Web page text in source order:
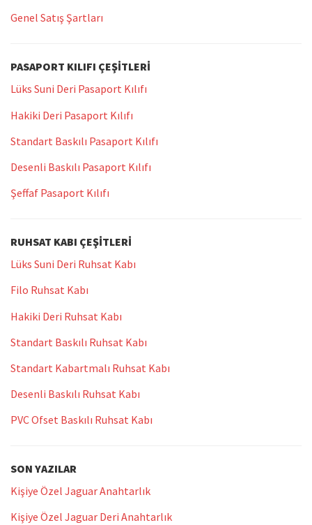
Genel Satış Şartları
PASAPORT KILIFI ÇEŞITLERI
Lüks Suni Deri Pasaport Kılıfı
Hakiki Deri Pasaport Kılıfı
Standart Baskılı Pasaport Kılıfı
Desenli Baskılı Pasaport Kılıfı
Şeffaf Pasaport Kılıfı
RUHSAT KABI ÇEŞITLERI
Lüks Suni Deri Ruhsat Kabı
Filo Ruhsat Kabı
Hakiki Deri Ruhsat Kabı
Standart Baskılı Ruhsat Kabı
Standart Kabartmalı Ruhsat Kabı
Desenli Baskılı Ruhsat Kabı
PVC Ofset Baskılı Ruhsat Kabı
SON YAZILAR
Kişiye Özel Jaguar Anahtarlık
Kişiye Özel Jaguar Deri Anahtarlık